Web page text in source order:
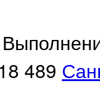
489